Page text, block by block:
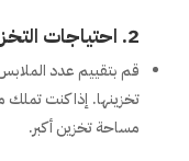
2. احتياجات
قم بتقييم عدد
تخزينها. إذا كنت تملك
مساحة تخزين أكبر.